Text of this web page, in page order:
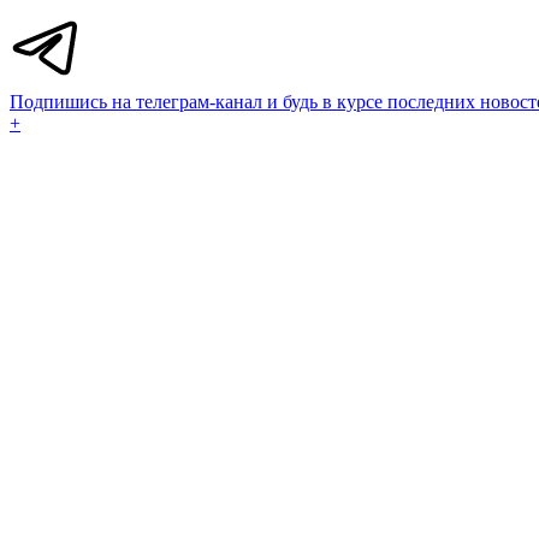
Подпишись на телеграм-канал и будь в курсе последних
+